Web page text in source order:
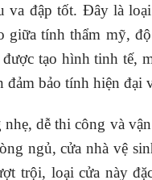
va đập tốt. Đây là
giữa tính thẩm mỹ,
tạo hình tinh tế,
đảm bảo tính hiện đại
dễ thi công và
ngủ, cửa nhà vệ
trội, loại cửa này